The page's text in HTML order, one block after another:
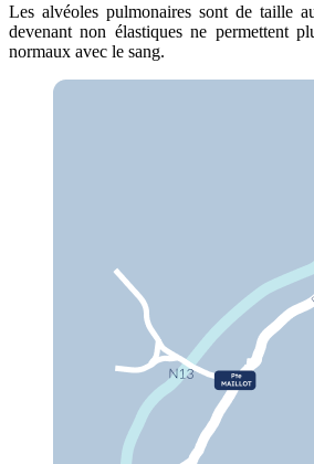
Les alvéoles pulmonaires sont de taille
devenant non élastiques ne permettent
normaux avec le sang.